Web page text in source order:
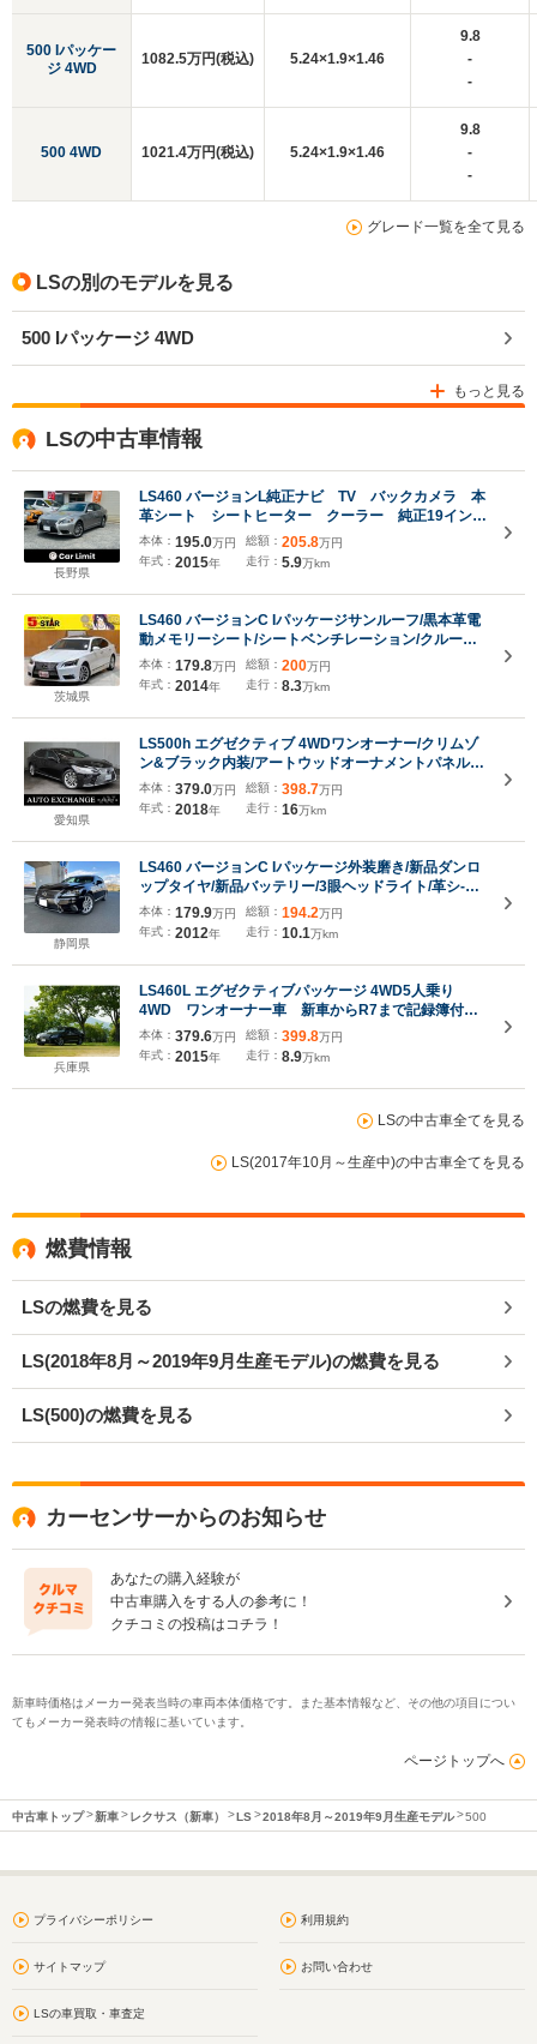
500 Iパッケー
ジ 4WD
500 4WD
1082.5万円(税込) 5.24×1.9×1.46
9.8
-
-
1021.4万円(税込) 5.24×1.9×1.46
9.8
-
-
グレード一覧を全て見る
LSの別のモデルを見る
500 Iパッケージ 4WD
もっと見る
LSの中古車情報
長野県
LS460 バージョンL純正ナビ TV バックカメラ 本
革シート シートヒーター クーラー 純正19インチ
アルミ
本体： 195.0万円
年式： 2015年
総額： 205.8万円
走行： 5.9万km
茨城県
LS460 バージョンC Iパッケージサンルーフ/黒本革電
動メモリーシート/シートベンチレーション/クルーズ
コントロール/クリアランスソナー/BSM/オートマチッ
クハイビーム/ステアリングヒーター/純正ナビ/バック
カメラ/純正AW
本体： 179.8万円
年式： 2014年
総額： 200万円
走行： 8.3万km
愛知県
LS500h エグゼクティブ 4WDワンオーナー/クリムゾ
ン&ブラック内装/アートウッドオーナメントパネル/
リアエンターテイメント/純正ナビ/マークレビンソン/
セーフティシステム+A/全席リフレッシュシート/ハン
ズフリーパワートランク
本体： 379.0万円
年式： 2018年
総額： 398.7万円
走行： 16万km
静岡県
LS460 バージョンC Iパッケージ外装磨き/新品ダンロ
ップタイヤ/新品バッテリー/3眼ヘッドライト/革シ-ト/
サンル-フ/禁煙/字光式/エア-シ-ト/TVキット/ETC/スマ-
トキ-/クリアランスソナ-/オ-トサンシェ-ド/オ-トクロ-
ジャ-/Bカメラ/記録簿14枚
本体： 179.9万円
年式： 2012年
総額： 194.2万円
走行： 10.1万km
兵庫県
LS460L エグゼクティブパッケージ 4WD5人乗り
4WD ワンオーナー車 新車からR7まで記録簿付
ムーンルーフ 3眼LEDヘッドランプ リアエンター
テイメント マークレビンソンサウンドシステム プ
リクラッシュセーフティー 読書灯 ETC
本体： 379.6万円
年式： 2015年
総額： 399.8万円
走行： 8.9万km
LSの中古車全てを見る
LS(2017年10月～生産中)の中古車全てを見る
燃費情報
LSの燃費を見る
LS(2018年8月～2019年9月生産モデル)の燃費を見る
LS(500)の燃費を見る
カーセンサーからのお知らせ
あなたの購入経験が
中古車購入をする人の参考に！
クチコミの投稿はコチラ！
新車時価格はメーカー発表当時の車両本体価格です。また基本情報など、その他の項目につい
てもメーカー発表時の情報に基いています。
ページトップへ
中古車トップ 新車 レクサス（新車） LS 2018年8月～2019年9月生産モデル 500
プライバシーポリシー 利用規約
サイトマップ お問い合わせ
LSの車買取・車査定